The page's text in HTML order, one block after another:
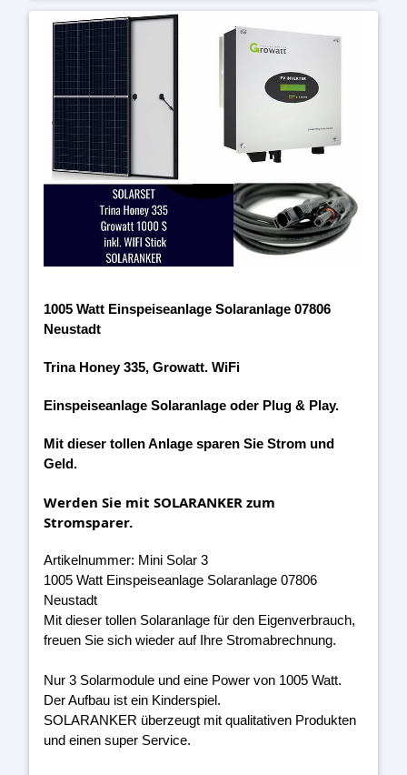
1005 Watt Einspeiseanlage Solaranlage 07806
Neustadt
Trina Honey 335, Growatt. WiFi
Einspeiseanlage Solaranlage oder Plug & Play.
Mit dieser tollen Anlage sparen Sie Strom und
Geld.
Werden Sie mit SOLARANKER zum
Stromsparer.
Artikelnummer: Mini Solar 3
1005 Watt Einspeiseanlage Solaranlage 07806
Neustadt
Mit dieser tollen Solaranlage für den Eigenverbrauch,
freuen Sie sich wieder auf Ihre Stromabrechnung.
Nur 3 Solarmodule und eine Power von 1005 Watt.
Der Aufbau ist ein Kinderspiel.
SOLARANKER überzeugt mit qualitativen Produkten
und einen super Service.